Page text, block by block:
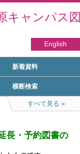
キャンパス
English
新着資料
横断検索
すべて見る
長・予約図書の